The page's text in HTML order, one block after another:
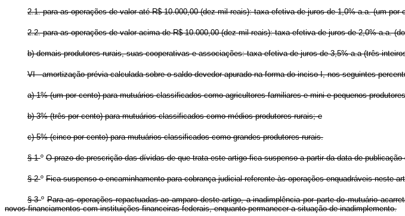
2.1. para as operações de valor até R$ 10.000,00 (dez mil reais): taxa efetiva de juros de 1,0% a.a. (um por
2.2. para as operações de valor acima de R$ 10.000,00 (dez mil reais): taxa efetiva de juros de 2,0% a.a.
b) demais produtores rurais, suas cooperativas e associações: taxa efetiva de juros de 3,5% a.a (três
VI - amortização prévia calculada sobre o saldo devedor apurado na forma do inciso I, nos seguintes
a) 1% (um por cento) para mutuários classificados como agricultores familiares e mini e pequenos
b) 3% (três por cento) para mutuários classificados como médios produtores rurais; e
c) 5% (cinco por cento) para mutuários classificados como grandes produtores rurais.
§ 1ºO prazo de prescrição das dívidas de que trata este artigo fica suspenso a partir da data de
§ 2ºFica suspenso o encaminhamento para cobrança judicial referente às operações enquadráveis neste
§ 3ºPara as operações repactuadas ao amparo deste artigo, a inadimplência por parte do mutuário
novos financiamentos com instituições financeiras federais, enquanto permanecer a situação de inadimplemento.